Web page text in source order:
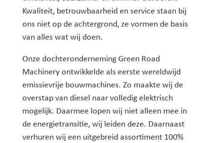
Kwaliteit, betrouwbaarheid en service staan bij
ons niet op de achtergrond, ze vormen de basis
van alles wat wij doen.
Onze dochteronderneming Green Road
Machinery ontwikkelde als eerste wereldwijd
emissievrije bouwmachines. Zo maakte wij de
overstap van diesel naar volledig elektrisch
mogelijk. Daarmee lopen wij niet alleen mee in
de energietransitie, wij leiden deze. Daarnaast
verhuren wij een uitgebreid assortiment 100%